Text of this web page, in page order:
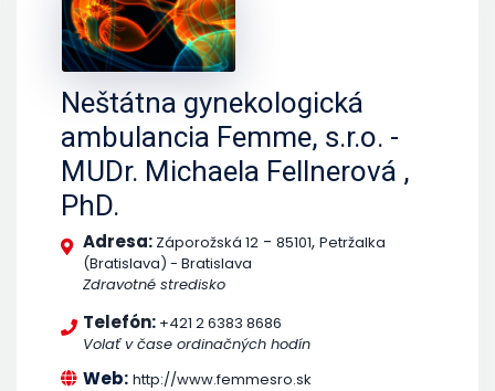
Neštátna gynekologická
ambulancia Femme, s.r.o. -
MUDr. Michaela Fellnerová ,
PhD.
Adresa: Záporožská 12 - 85101, Petržalka
(Bratislava) - Bratislava
Zdravotné stredisko
Telefón: +421 2 6383 8686
Volať v čase ordinačných hodín
Web: http://www.femmesro.sk